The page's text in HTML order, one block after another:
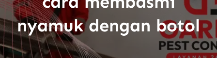
nyamuk dengan botol